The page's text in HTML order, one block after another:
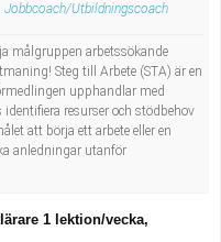
Jobbcoach/Utbildningscoach
målgruppen arbetssökande
Steg till Arbete (STA) är en
upphandlar med
resurser och stödbehov
att börja ett arbete eller en
anledningar utanför
1 lektion/vecka,